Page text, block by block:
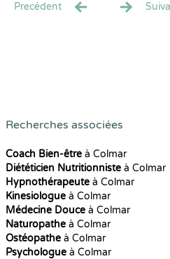
Precédent
Recherches associées
Coach Bien-être à Colmar
Diététicien Nutritionniste à Colmar
Hypnothérapeute à Colmar
Kinesiologue à Colmar
Médecine Douce à Colmar
Naturopathe à Colmar
Ostéopathe à Colmar
Psychologue à Colmar